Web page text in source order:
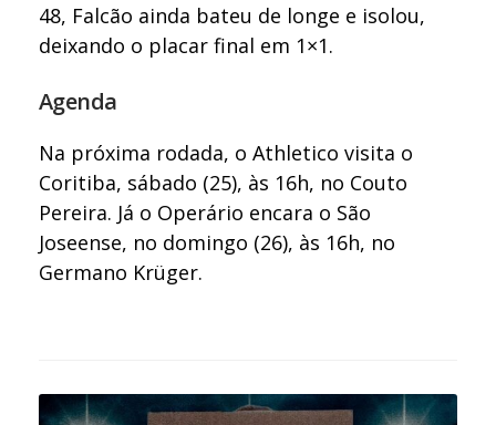
48, Falcão ainda bateu de longe e isolou,
deixando o placar final em 1×1.
Agenda
Na próxima rodada, o Athletico visita o
Coritiba, sábado (25), às 16h, no Couto
Pereira. Já o Operário encara o São
Joseense, no domingo (26), às 16h, no
Germano Krüger.